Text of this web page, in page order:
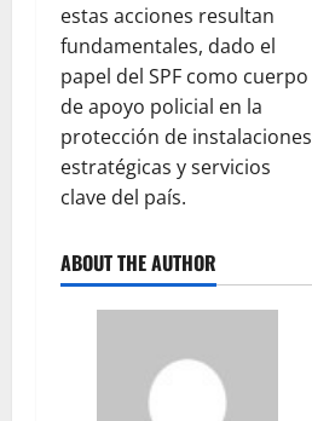
estas acciones resultan
fundamentales, dado el
papel del SPF como cuerpo
de apoyo policial en la
protección de instalaciones
estratégicas y servicios
clave del país.
ABOUT THE AUTHOR